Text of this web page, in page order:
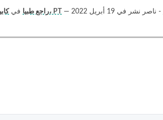
راجع طبيا في أوتام (مدرب اللياقة البدنية واليوغا)، PT — - ناصر نشر في 19 أبريل 2022